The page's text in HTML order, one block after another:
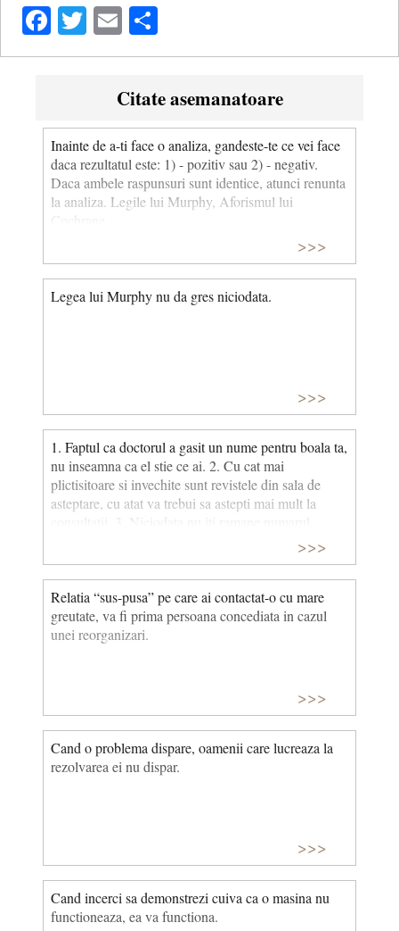
Facebook
Twitter
Email
Citate asemanatoare
Inainte de a-ti face o analiza, gandeste-te ce vei face
daca rezultatul este: 1) - pozitiv sau 2) - negativ.
Daca ambele raspunsuri sunt identice, atunci renunta
la analiza. Legile lui Murphy, Aforismul lui
Cochrane
>>>
Legea lui Murphy nu da gres niciodata.
>>>
1. Faptul ca doctorul a gasit un nume pentru boala ta,
nu inseamna ca el stie ce ai. 2. Cu cat mai
plictisitoare si invechite sunt revistele din sala de
asteptare, cu atat va trebui sa astepti mai mult la
consultatii. 3. Niciodata nu iti ramane numarul
necesar de pastile pentru ultima zi a tratamentului. 4.
Pastilele care trebuie luate la masa vor fi cele mai
putin apetisante. Corolar: Chiar si apa are un gust rau
cand este prescrisa de doctor. 5. Daca starea ta pare
sa se amelioreze, probabil ca doctorul tau s-a
imbolnavit. Legile lui Murphy, Cinci principii pentru
>>>
Relatia “sus-pusa” pe care ai contactat-o cu mare
greutate, va fi prima persoana concediata in cazul
unei reorganizari.
>>>
Cand o problema dispare, oamenii care lucreaza la
rezolvarea ei nu dispar.
>>>
Cand incerci sa demonstrezi cuiva ca o masina nu
functioneaza, ea va functiona.